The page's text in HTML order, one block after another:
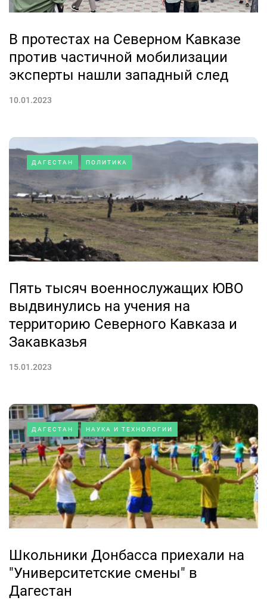
В протестах на Северном Кавказе
против частичной мобилизации
эксперты нашли западный след
10.01.2023
ДАГЕСТАН ПОЛИТИКА
Пять тысяч военнослужащих ЮВО
выдвинулись на учения на
территорию Северного Кавказа и
Закавказья
15.01.2023
ДАГЕСТАН НАУКА И ТЕХНОЛОГИИ
Школьники Донбасса приехали на
"Университетские смены" в
Дагестан